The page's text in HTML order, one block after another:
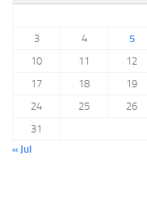
3
4 5
10
11 12
17
18 19
24
25 26
31
« Jul